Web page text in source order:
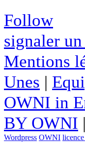
Follow
signaler un
Mentions
Unes |
OWNI in
BY OWNI |
Wordpress OWNI